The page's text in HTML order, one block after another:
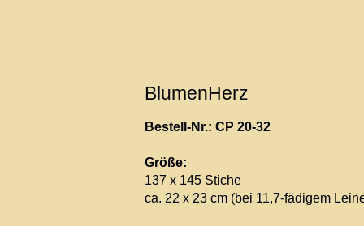
BlumenHerz
Bestell-Nr.: CP 20-32
Größe:
137 x 145 Stiche
ca. 22 x 23 cm (bei 11,7-fädigem